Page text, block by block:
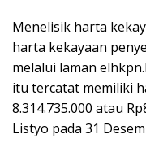
Menelisik harta
harta kekayaan
melalui laman
itu tercatat memiliki
8.314.735.000 atau
Listyo pada 31